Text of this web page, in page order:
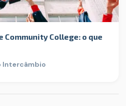
Community College: o que
Intercâmbio